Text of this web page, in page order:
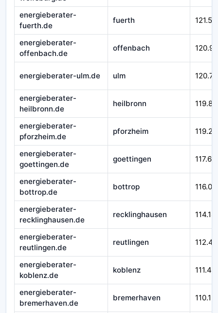
energieberater-
fuerth.de
fuerth
energieberater-
offenbach.de
offenbach
energieberater-ulm.de ulm
energieberater-
heilbronn.de
heilbronn
energieberater-
pforzheim.de
pforzheim
energieberater-
goettingen.de
goettingen
energieberater-
bottrop.de
bottrop
energieberater-
recklinghausen.de
recklinghausen
energieberater-
reutlingen.de
reutlingen
energieberater-
koblenz.de
koblenz
energieberater-
bremerhaven.de
bremerhaven